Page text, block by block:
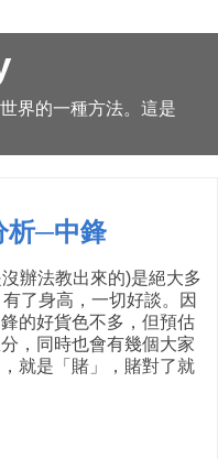
界的一種方法。這是
析─中鋒
辦法教出來的)是絕大多
了身高，一切好談。因
的好貨色不多，但預估
，同時也會有幾個大家
就是「賭」，賭對了就